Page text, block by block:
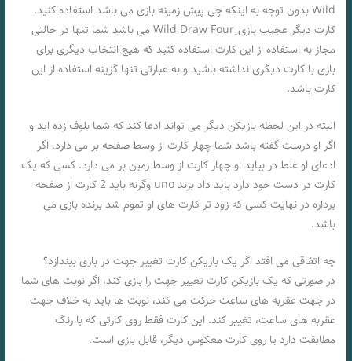
Wild بدون توجه به اینکه چی پیش زمینه بازی می باشد استفاده کنید.
کارت دیگر عجیب بازی ِWild Draw Four می باشد شما تنها در حالتی
مجاز به استفاده از این کارت استفاده کنید که هیچ انتخاب دیگری برای
بازی با کارت دیگری نداشته باشید و به عبارتی تنها گزینه استفاده از این
کارت باشد.
البته در این لحظه بازیکن دیگر می تواند ادعا کند که شما بلوف زده اید و
اگر او درست گفته باشد شما چهار کارت از وسط صفحه بر می دارد. اگر
ادعای او غلط در بیاید او چهار کارت از وسط زمین بر می دارد. کسی که یک
کارت در دست خود دارد باید داد بزند uno وگرنه باید 2 کارت از صفحه
برداره در نهایت کسی که زود تر کارت های او تموم شد برنده بازی می
باشد.
چه اتفاقی می‌ افتد اگر یک بازیکن کارت تغییر جهت در بازی بیندازد؟
در صورتی که یک بازیکن کارت تغییر جهت را بازی کند، اگر نوبت های شما
در جهت عقربه ‌های ساعت حرکت می‌ کند، نوبت ها باید به خلاف جهت
عقربه های ساعت، تغییر کند. این کارت فقط روی کارتی که با رنگ
مطابقت دارد یا روی کارت معکوس دیگر، قابل بازی است.